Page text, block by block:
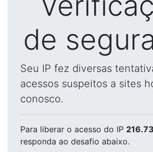
de
Seu IP fez diversas
acessos suspeitos a sites
conosco.
Para liberar o acesso do IP
responda ao desafio abaixo.